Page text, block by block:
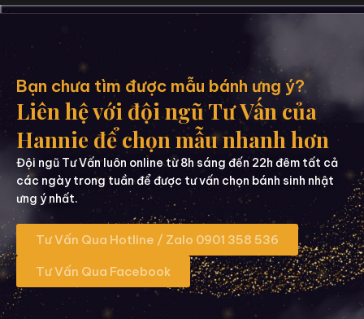
Bạn chưa tìm được mẫu bánh ưng ý?
Liên hệ với đội ngũ Tư Vấn của
Hannie để chọn mẫu nhanh hơn
Đội ngũ Tư Vấn luôn online từ 8h sáng đến 22h đêm tất cả
các ngày trong tuần để được tư vấn chọn bánh sinh nhật
ưng ý nhất.
Tư Vấn Qua Hotline / Zalo 0901 358 536
Tư Vấn Qua Facebook